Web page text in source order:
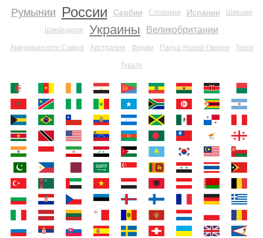
Румынии России Сербии Словакии Испании Швеции
Швейцарии Украины Великобритании
Американского Самоа Австралии Фиджи Папуа-Новой Гвинеи Тонги
Тувалу